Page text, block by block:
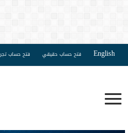
English فتح حساب حقيقي فتح حساب